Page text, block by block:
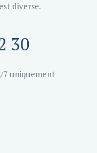
diverse.
30
7 uniquement